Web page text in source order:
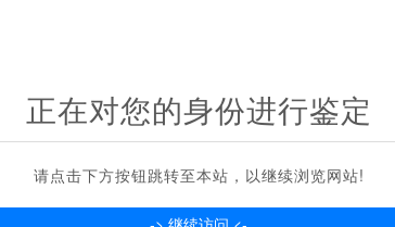
正在对您的身份进行鉴定
请点击下方按钮跳转至本站，以继续浏览网站!